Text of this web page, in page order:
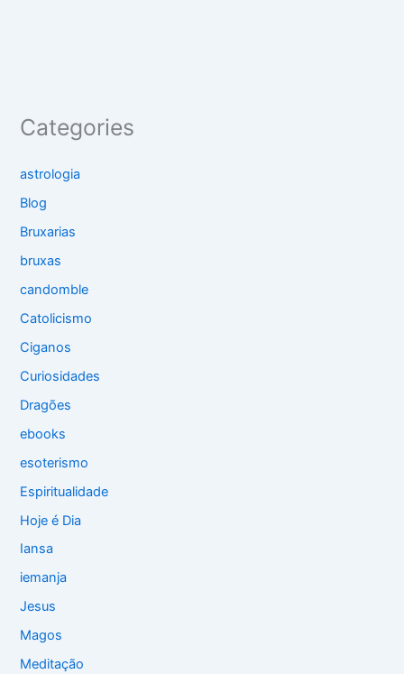
Categories
astrologia
Blog
Bruxarias
bruxas
candomble
Catolicismo
Ciganos
Curiosidades
Dragões
ebooks
esoterismo
Espiritualidade
Hoje é Dia
Iansa
iemanja
Jesus
Magos
Meditação